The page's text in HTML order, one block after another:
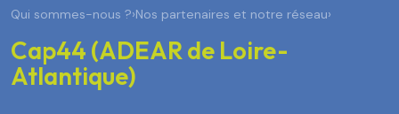
Qui sommes-nous ?›Nos partenaires et notre réseau›
Cap44 (ADEAR de Loire-
Atlantique)